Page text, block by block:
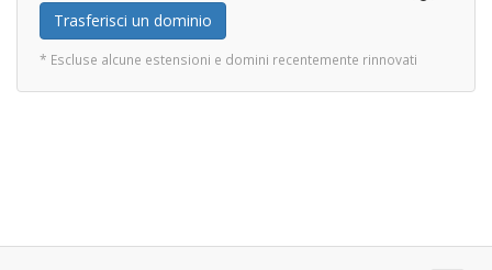
Trasferisci un dominio
* Escluse alcune estensioni e domini recentemente rinnovati